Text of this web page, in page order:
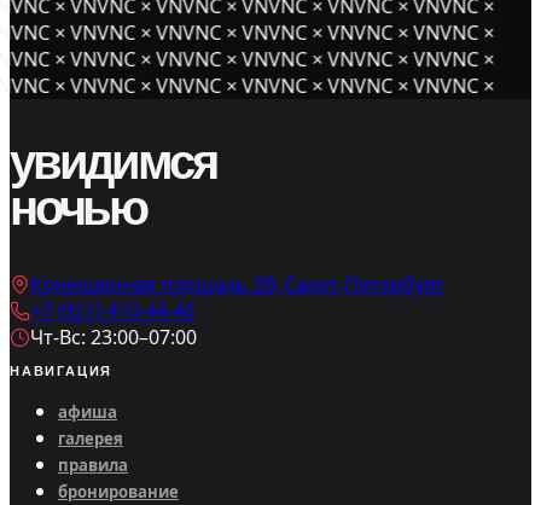
× VNVNC × VNVNC × VNVNC × VNVNC × VNVNC ×
× VNVNC × VNVNC × VNVNC × VNVNC × VNVNC ×
× VNVNC × VNVNC × VNVNC × VNVNC × VNVNC ×
× VNVNC × VNVNC × VNVNC × VNVNC × VNVNC ×
увидимся
ночью
Конюшенная площадь 2В, Санкт-Петербург
+7 (921) 410-44-40
Чт-Вс: 23:00–07:00
НАВИГАЦИЯ
афиша
галерея
правила
бронирование